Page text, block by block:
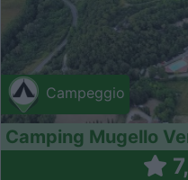
Campeggio
Camping Mugello